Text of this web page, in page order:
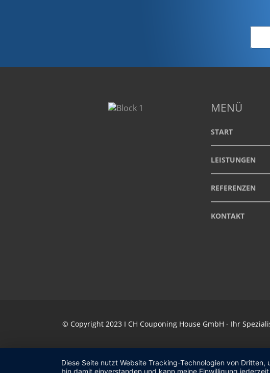
MENÜ
START
LEISTUNGEN
REFERENZEN
KONTAKT
© Copyright 2023 I CH Couponing House GmbH - Ihr
Diese Seite nutzt Website Tracking-Technologien von
bin damit einverstanden und kann meine Einwilligung